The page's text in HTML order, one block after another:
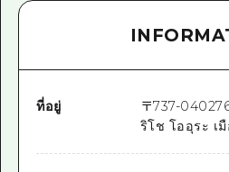
ที่อยู่ 〒737-0402
ริโช โออุระ เมื